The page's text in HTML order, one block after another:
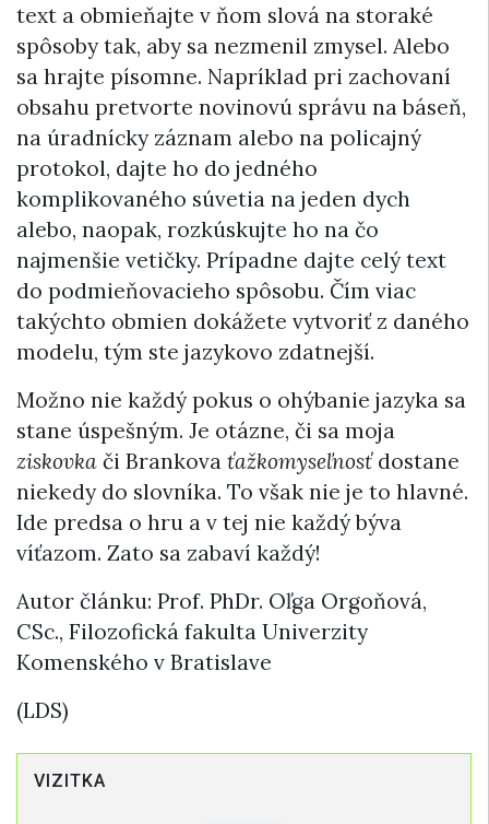
text a obmieňajte v ňom slová na storaké
spôsoby tak, aby sa nezmenil zmysel. Alebo
sa hrajte písomne. Napríklad pri zachovaní
obsahu pretvorte novinovú správu na báseň,
na úradnícky záznam alebo na policajný
protokol, dajte ho do jedného
komplikovaného súvetia na jeden dych
alebo, naopak, rozkúskujte ho na čo
najmenšie vetičky. Prípadne dajte celý text
do podmieňovacieho spôsobu. Čím viac
takýchto obmien dokážete vytvoriť z daného
modelu, tým ste jazykovo zdatnejší.
Možno nie každý pokus o ohýbanie jazyka sa
stane úspešným. Je otázne, či sa moja
ziskovka či Brankova ťažkomyseľnosťdostane
niekedy do slovníka. To však nie je to hlavné.
Ide predsa o hru a v tej nie každý býva
víťazom. Zato sa zabaví každý!
Autor článku: Prof. PhDr. Oľga Orgoňová,
CSc., Filozofická fakulta Univerzity
Komenského v Bratislave
(LDS)
VIZITKA